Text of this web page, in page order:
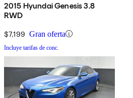
2015 Hyundai Genesis 3.8
RWD
$7,199 Gran oferta
Incluye tarifas de conc.